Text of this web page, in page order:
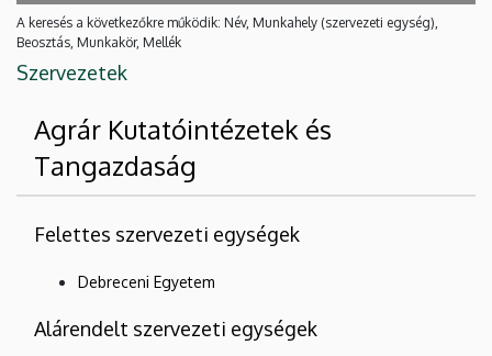
A keresés a következőkre működik: Név, Munkahely (szervezeti egység),
Beosztás, Munkakör, Mellék
Szervezetek
Agrár Kutatóintézetek és
Tangazdaság
Felettes szervezeti egységek
Debreceni Egyetem
Alárendelt szervezeti egységek